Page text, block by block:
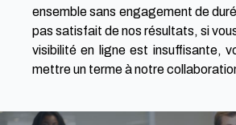
ensemble sans engagement de
pas satisfait de nos résultats, si
visibilité en ligne est insuffisante,
mettre un terme à notre